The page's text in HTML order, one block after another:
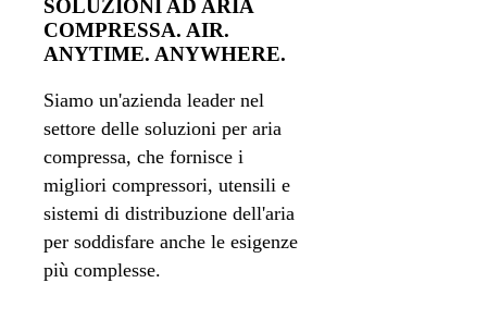
SOLUZIONI AD ARIA
COMPRESSA. AIR.
ANYTIME. ANYWHERE.
Siamo un'azienda leader nel
settore delle soluzioni per aria
compressa, che fornisce i
migliori compressori, utensili e
sistemi di distribuzione dell'aria
per soddisfare anche le esigenze
più complesse.